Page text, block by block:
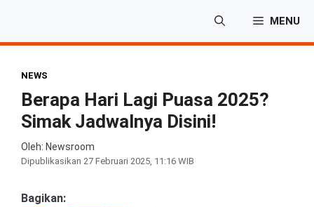
isi
MENU
NEWS
Berapa Hari Lagi Puasa 2025?
Simak Jadwalnya Disini!
Oleh: Newsroom
Dipublikasikan 27 Februari 2025, 11:16 WIB
Bagikan: